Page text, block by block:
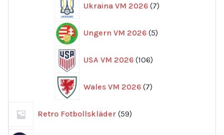
Ukraina VM 2026 7
produkter
Ungern VM 2026 5
produkter
USA VM 2026 106
produkter
Wales VM 2026 7
produkter
Retro Fotbollskläder 59
produkter